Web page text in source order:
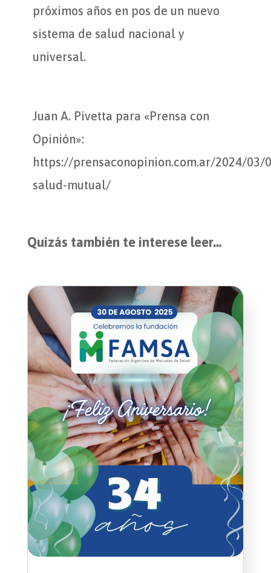
próximos años en pos de un nuevo
sistema de salud nacional y
universal.
Juan A. Pivetta para «Prensa con
Opinión»:
https://prensaconopinion.com.ar/2024/03/
salud-mutual/
Quizás también te interese leer…